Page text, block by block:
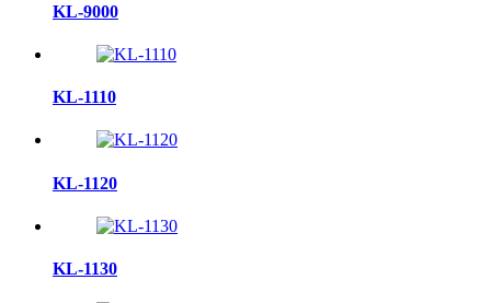
KL-9000
KL-1110
KL-1120
KL-1130